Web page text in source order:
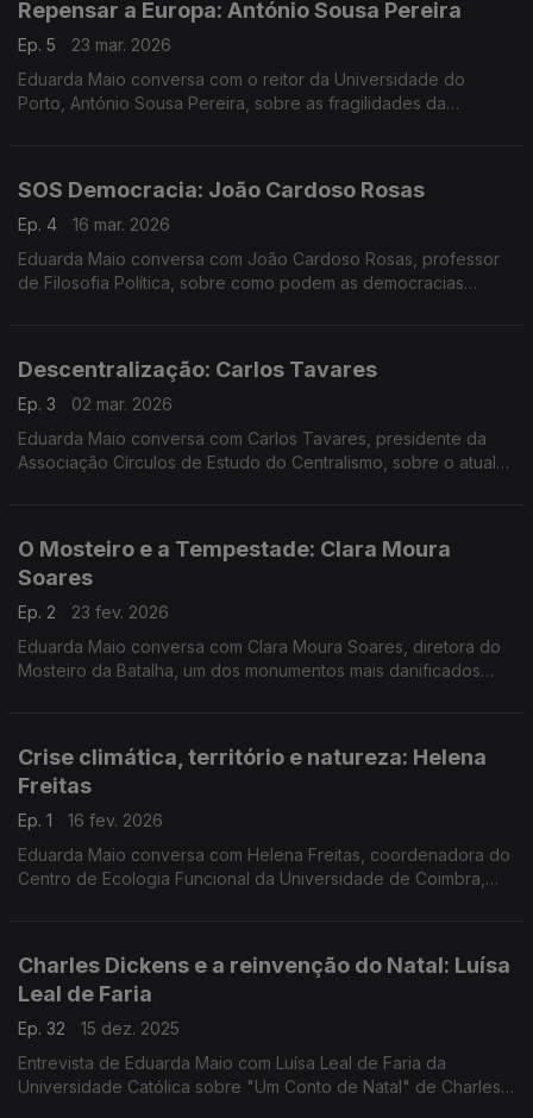
Repensar a Europa: António Sousa Pereira
Ep. 5
23 mar. 2026
Eduarda Maio conversa com o reitor da Universidade do
Porto, António Sousa Pereira, sobre as fragilidades da
SOS Democracia: João Cardoso Rosas
Ep. 4
16 mar. 2026
Eduarda Maio conversa com João Cardoso Rosas, professor
de Filosofia Política, sobre como podem as democracias
Descentralização: Carlos Tavares
Ep. 3
02 mar. 2026
Eduarda Maio conversa com Carlos Tavares, presidente da
Associação Círculos de Estudo do Centralismo, sobre o atual
O Mosteiro e a Tempestade: Clara Moura
Soares
Ep. 2
23 fev. 2026
Eduarda Maio conversa com Clara Moura Soares, diretora do
Mosteiro da Batalha, um dos monumentos mais danificados
Crise climática, território e natureza: Helena
Freitas
Ep. 1
16 fev. 2026
Eduarda Maio conversa com Helena Freitas, coordenadora do
Centro de Ecologia Funcional da Universidade de Coimbra,
Charles Dickens e a reinvenção do Natal: Luísa
Leal de Faria
Ep. 32
15 dez. 2025
Entrevista de Eduarda Maio com Luísa Leal de Faria da
Universidade Católica sobre "Um Conto de Natal" de Charles